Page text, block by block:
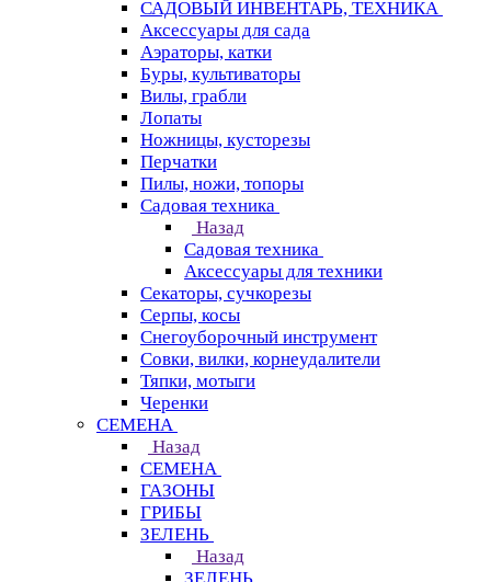
САДОВЫЙ ИНВЕНТАРЬ, ТЕХНИКА
Аксессуары для сада
Аэраторы, катки
Буры, культиваторы
Вилы, грабли
Лопаты
Ножницы, кусторезы
Перчатки
Пилы, ножи, топоры
Садовая техника
Назад
Садовая техника
Аксессуары для техники
Секаторы, сучкорезы
Серпы, косы
Снегоуборочный инструмент
Совки, вилки, корнеудалители
Тяпки, мотыги
Черенки
СЕМЕНА
Назад
СЕМЕНА
ГАЗОНЫ
ГРИБЫ
ЗЕЛЕНЬ
Назад